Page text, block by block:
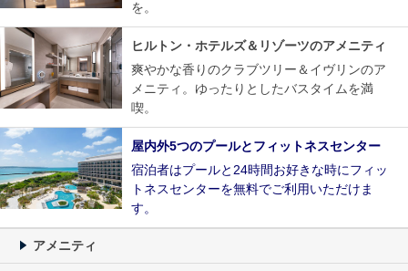
を。
ヒルトン・ホテルズ＆リゾーツのアメニティ
爽やかな香りのクラブツリー＆イヴリンのア
メニティ。ゆったりとしたバスタイムを満
喫。
屋内外5つのプールとフィットネスセンター
宿泊者はプールと24時間お好きな時にフィッ
トネスセンターを無料でご利用いただけま
す。
アメニティ